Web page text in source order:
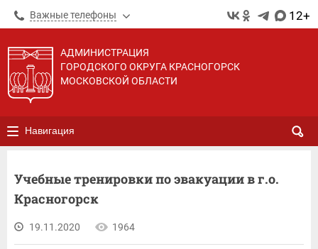
Важные телефоны 12+
АДМИНИСТРАЦИЯ
ГОРОДСКОГО ОКРУГА КРАСНОГОРСК
МОСКОВСКОЙ ОБЛАСТИ
Навигация
Учебные тренировки по эвакуации в г.о.
Красногорск
19.11.2020 1964